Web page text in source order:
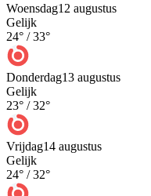
Woensdag12 augustus
Gelijk
24° /33°
Donderdag13 augustus
Gelijk
23° /32°
Vrijdag14 augustus
Gelijk
24° /32°